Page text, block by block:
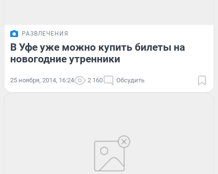
РАЗВЛЕЧЕНИЯ
В Уфе уже можно купить билеты на
новогодние утренники
25 ноября, 2014, 16:24 2 160 Обсудить